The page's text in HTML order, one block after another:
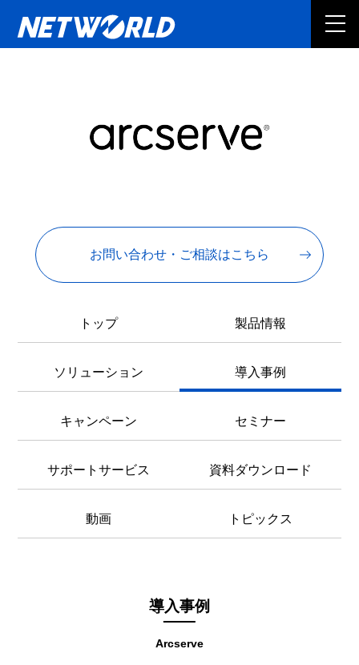
お問い合わせ・ご相談はこちら
トップ 製品情報
ソリューション 導入事例
キャンペーン セミナー
サポートサービス 資料ダウンロード
動画 トピックス
Arcserve
導入事例